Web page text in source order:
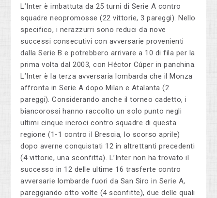
L’Inter è imbattuta da 25 turni di Serie A contro
squadre neopromosse (22 vittorie, 3 pareggi). Nello
specifico, i nerazzurri sono reduci da nove
successi consecutivi con avversarie provenienti
dalla Serie B e potrebbero arrivare a 10 di fila per la
prima volta dal 2003, con Héctor Cúper in panchina.
L’Inter è la terza avversaria lombarda che il Monza
affronta in Serie A dopo Milan e Atalanta (2
pareggi). Considerando anche il torneo cadetto, i
biancorossi hanno raccolto un solo punto negli
ultimi cinque incroci contro squadre di questa
regione (1-1 contro il Brescia, lo scorso aprile)
dopo averne conquistati 12 in altrettanti precedenti
(4 vittorie, una sconfitta). L’Inter non ha trovato il
successo in 12 delle ultime 16 trasferte contro
avversarie lombarde fuori da San Siro in Serie A,
pareggiando otto volte (4 sconfitte), due delle quali